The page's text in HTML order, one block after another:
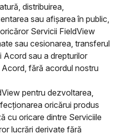
distribuirea,
sau afișarea în public,
Servicii FieldView
sau cesionarea, transferul
Acord sau a drepturilor
fără acordul nostru
pentru dezvoltarea,
oricărui produs
cu oricare dintre Serviciile
lucrări derivate fără